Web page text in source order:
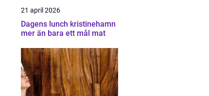
21 april 2026
Dagens lunch kristinehamn
mer än bara ett mål mat